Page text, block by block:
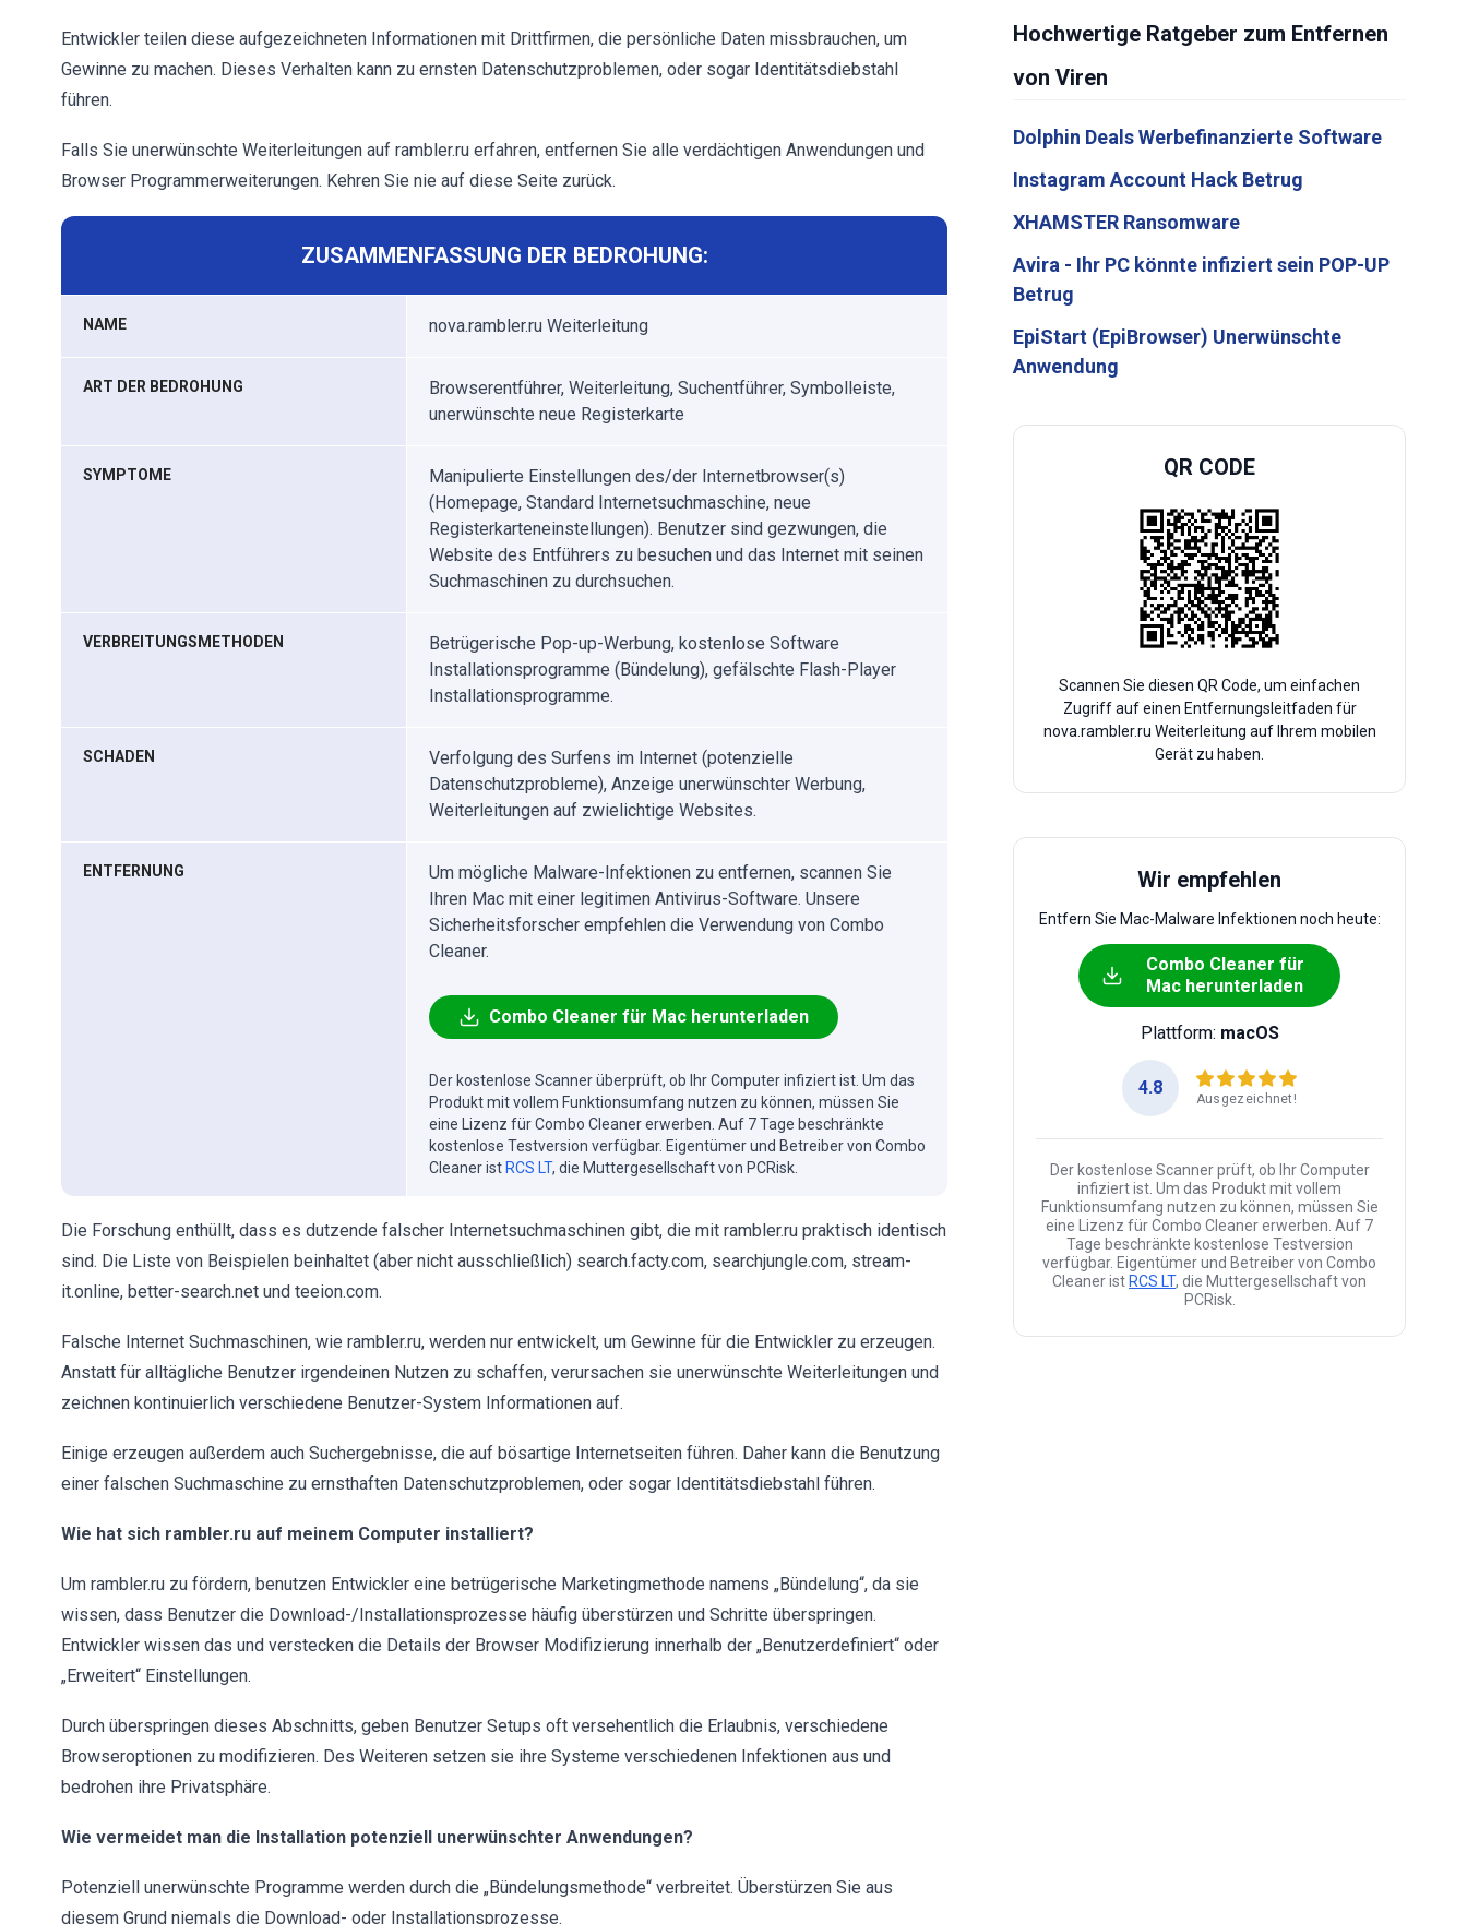
Entwickler teilen diese aufgezeichneten Informationen mit Drittfirmen, die persönliche Daten missbrauchen, um
Gewinne zu machen. Dieses Verhalten kann zu ernsten Datenschutzproblemen, oder sogar Identitätsdiebstahl
führen.
Falls Sie unerwünschte Weiterleitungen auf rambler.ru erfahren, entfernen Sie alle verdächtigen Anwendungen und
Browser Programmerweiterungen. Kehren Sie nie auf diese Seite zurück.
ZUSAMMENFASSUNG DER BEDROHUNG:
NAME nova.rambler.ru Weiterleitung
ART DER BEDROHUNG
Browserentführer, Weiterleitung, Suchentführer, Symbolleiste,
unerwünschte neue Registerkarte
SYMPTOME
Manipulierte Einstellungen des/der Internetbrowser(s)
(Homepage, Standard Internetsuchmaschine, neue
Registerkarteneinstellungen). Benutzer sind gezwungen, die
Website des Entführers zu besuchen und das Internet mit seinen
Suchmaschinen zu durchsuchen.
VERBREITUNGSMETHODEN
Betrügerische Pop-up-Werbung, kostenlose Software
Installationsprogramme (Bündelung), gefälschte Flash-Player
Installationsprogramme.
SCHADEN
Verfolgung des Surfens im Internet (potenzielle
Datenschutzprobleme), Anzeige unerwünschter Werbung,
Weiterleitungen auf zwielichtige Websites.
ENTFERNUNG
Um mögliche Malware-Infektionen zu entfernen, scannen Sie
Ihren Mac mit einer legitimen Antivirus-Software. Unsere
Sicherheitsforscher empfehlen die Verwendung von Combo
Cleaner.
Combo Cleaner für Mac herunterladen
Der kostenlose Scanner überprüft, ob Ihr Computer infiziert ist. Um das
Produkt mit vollem Funktionsumfang nutzen zu können, müssen Sie
eine Lizenz für Combo Cleaner erwerben. Auf 7 Tage beschränkte
kostenlose Testversion verfügbar. Eigentümer und Betreiber von Combo
Cleaner ist RCS LT, die Muttergesellschaft von PCRisk.
Die Forschung enthüllt, dass es dutzende falscher Internetsuchmaschinen gibt, die mit rambler.ru praktisch identisch
sind. Die Liste von Beispielen beinhaltet (aber nicht ausschließlich) search.facty.com, searchjungle.com, stream-
it.online, better-search.net und teeion.com.
Falsche Internet Suchmaschinen, wie rambler.ru, werden nur entwickelt, um Gewinne für die Entwickler zu erzeugen.
Anstatt für alltägliche Benutzer irgendeinen Nutzen zu schaffen, verursachen sie unerwünschte Weiterleitungen und
zeichnen kontinuierlich verschiedene Benutzer-System Informationen auf.
Einige erzeugen außerdem auch Suchergebnisse, die auf bösartige Internetseiten führen. Daher kann die Benutzung
einer falschen Suchmaschine zu ernsthaften Datenschutzproblemen, oder sogar Identitätsdiebstahl führen.
Wie hat sich rambler.ru auf meinem Computer installiert?
Um rambler.ru zu fördern, benutzen Entwickler eine betrügerische Marketingmethode namens „Bündelung“, da sie
wissen, dass Benutzer die Download-/Installationsprozesse häufig überstürzen und Schritte überspringen.
Entwickler wissen das und verstecken die Details der Browser Modifizierung innerhalb der „Benutzerdefiniert“ oder
„Erweitert“ Einstellungen.
Durch überspringen dieses Abschnitts, geben Benutzer Setups oft versehentlich die Erlaubnis, verschiedene
Browseroptionen zu modifizieren. Des Weiteren setzen sie ihre Systeme verschiedenen Infektionen aus und
bedrohen ihre Privatsphäre.
Wie vermeidet man die Installation potenziell unerwünschter Anwendungen?
Potenziell unerwünschte Programme werden durch die „Bündelungsmethode“ verbreitet. Überstürzen Sie aus
diesem Grund niemals die Download- oder Installationsprozesse.
Hochwertige Ratgeber zum Entfernen
von Viren
Dolphin Deals Werbefinanzierte Software
Instagram Account Hack Betrug
XHAMSTER Ransomware
Avira - Ihr PC könnte infiziert sein POP-UP
Betrug
EpiStart (EpiBrowser) Unerwünschte
Anwendung
QR CODE
Scannen Sie diesen QR Code, um einfachen
Zugriff auf einen Entfernungsleitfaden für
nova.rambler.ru Weiterleitung auf Ihrem mobilen
Gerät zu haben.
Wir empfehlen
Entfern Sie Mac-Malware Infektionen noch heute:
Combo Cleaner für
Mac herunterladen
Plattform: macOS
4.8
Ausgezeichnet!
Der kostenlose Scanner prüft, ob Ihr Computer
infiziert ist. Um das Produkt mit vollem
Funktionsumfang nutzen zu können, müssen Sie
eine Lizenz für Combo Cleaner erwerben. Auf 7
Tage beschränkte kostenlose Testversion
verfügbar. Eigentümer und Betreiber von Combo
Cleaner ist RCS LT, die Muttergesellschaft von
PCRisk.